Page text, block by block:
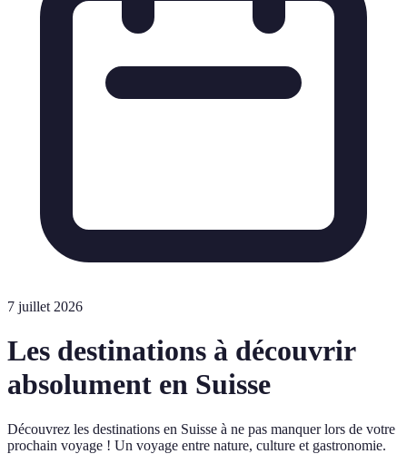
7 juillet 2026
Les destinations à découvrir
absolument en Suisse
Découvrez les destinations en Suisse à ne pas manquer lors de votre
prochain voyage ! Un voyage entre nature, culture et gastronomie.